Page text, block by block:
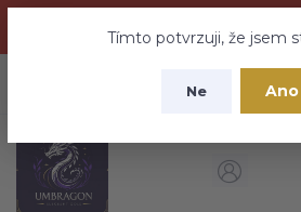
nebuďte vyděšeni zde najdete vše
Tímto potvrzuji, že jsem
Ne Ano
CZK